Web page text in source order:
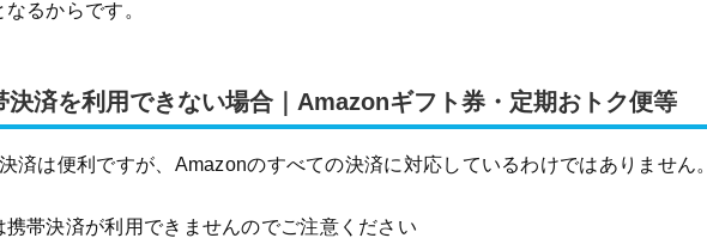
るからです。
決済を利用できない場合｜Amazonギフト券・定期おトク便等
済は便利ですが、Amazonのすべての決済に対応しているわけではありません。
携帯決済が利用できませんのでご注意ください